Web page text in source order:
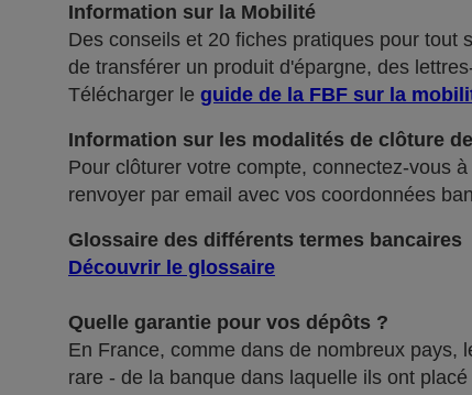
Information sur la Mobilité
Des conseils et 20 fiches pratiques pour tout
de transférer un produit d'épargne, des
Télécharger le guide de la FBF sur la
Information sur les modalités de clôture
Pour clôturer votre compte, connectez-vous
renvoyer par email avec vos coordonnées
Glossaire des différents termes bancaires
Découvrir le glossaire
Quelle garantie pour vos dépôts ?
En France, comme dans de nombreux pays,
rare - de la banque dans laquelle ils ont